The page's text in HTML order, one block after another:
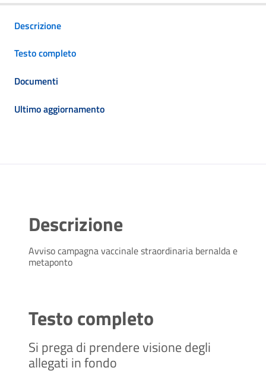
Descrizione
Testo completo
Documenti
Ultimo aggiornamento
Descrizione
Avviso campagna vaccinale straordinaria bernalda e
metaponto
Testo completo
Si prega di prendere visione degli
allegati in fondo